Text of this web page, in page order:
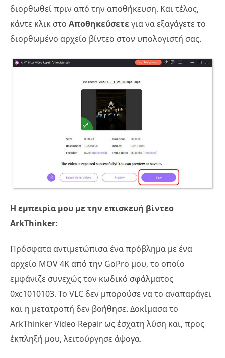
διορθωθεί πριν από την αποθήκευση. Και τέλος,
κάντε κλικ στο Αποθηκεύσετεγια να εξαγάγετε το
διορθωμένο αρχείο βίντεο στον υπολογιστή σας.
Η εμπειρία μου με την επισκευή βίντεο
ArkThinker:
Πρόσφατα αντιμετώπισα ένα πρόβλημα με ένα
αρχείο MOV 4K από την GoPro μου, το οποίο
εμφάνιζε συνεχώς τον κωδικό σφάλματος
0xc1010103. Το VLC δεν μπορούσε να το αναπαράγει
και η μετατροπή δεν βοήθησε. Δοκίμασα το
ArkThinker Video Repair ως έσχατη λύση και, προς
έκπληξή μου, λειτούργησε άψογα.